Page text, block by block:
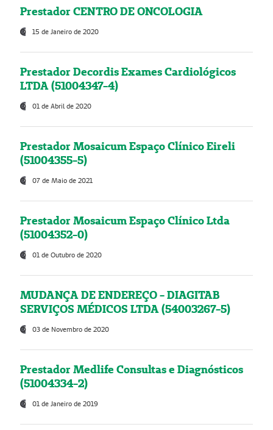
Prestador CENTRO DE ONCOLOGIA
15 de Janeiro de 2020
Prestador Decordis Exames Cardiológicos
LTDA (51004347-4)
01 de Abril de 2020
Prestador Mosaicum Espaço Clínico Eireli
(51004355-5)
07 de Maio de 2021
Prestador Mosaicum Espaço Clínico Ltda
(51004352-0)
01 de Outubro de 2020
MUDANÇA DE ENDEREÇO - DIAGITAB
SERVIÇOS MÉDICOS LTDA (54003267-5)
03 de Novembro de 2020
Prestador Medlife Consultas e Diagnósticos
(51004334-2)
01 de Janeiro de 2019